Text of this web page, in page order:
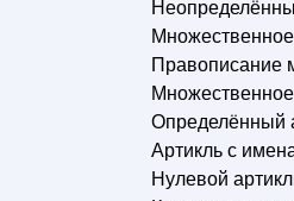
Правописание
Определённый
Артикль с
Нулевой